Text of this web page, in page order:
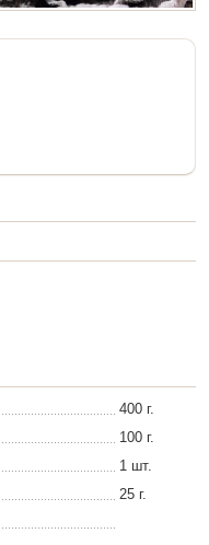
400 г.
100 г.
1 шт.
25 г.